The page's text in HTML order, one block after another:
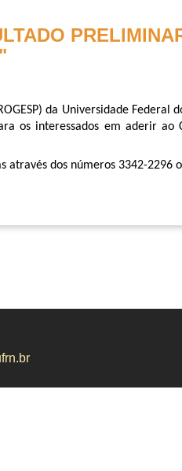
da Universidade
os interessados em aderir
através dos números 3342-